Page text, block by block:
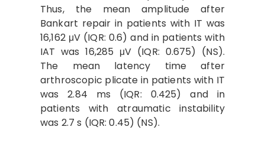
Thus, the mean amplitude after
Bankart repair in patients with IT was
16,162 μV (IQR: 0.6) and in patients with
IAT was 16,285 μV (IQR: 0.675) (NS).
The mean latency time after
arthroscopic plicate in patients with IT
was 2.84 ms (IQR: 0.425) and in
patients with atraumatic instability
was 2.7 s (IQR: 0.45) (NS).